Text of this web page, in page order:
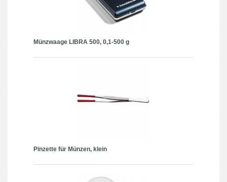
Münzwaage LIBRA 500, 0,1-500 g
Pinzette für Münzen, klein